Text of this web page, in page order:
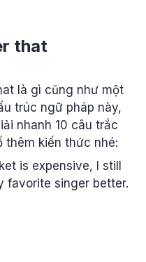
that
là gì cũng như một
trúc ngữ pháp này,
nhanh 10 câu trắc
thêm kiến thức nhé:
is expensive, I still
singer better.